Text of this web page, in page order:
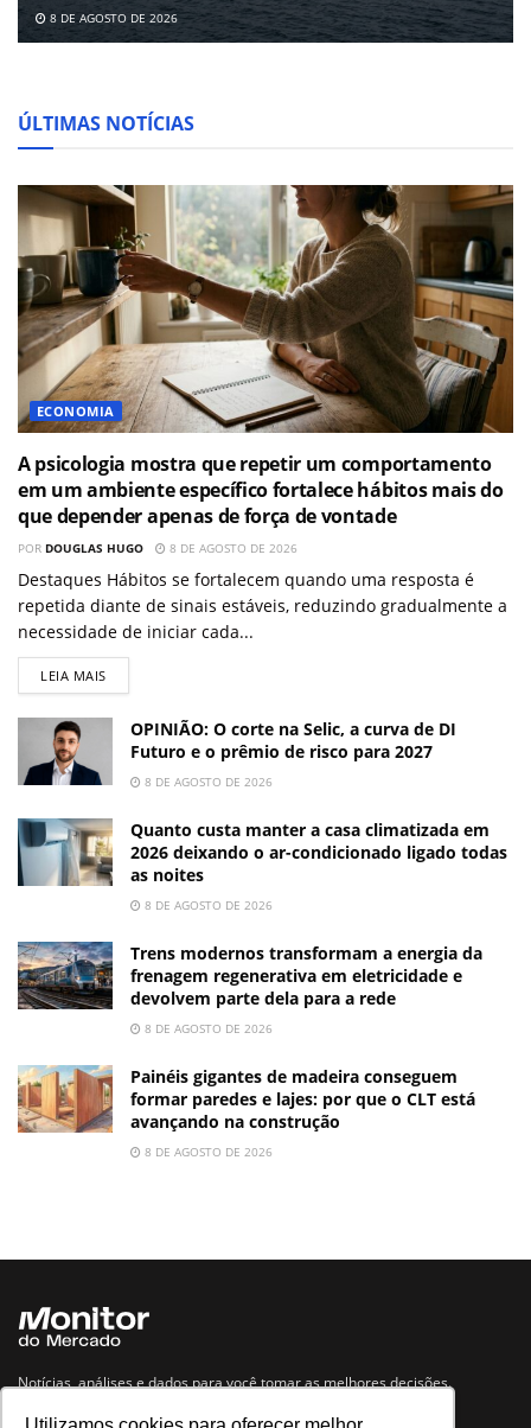
8 DE AGOSTO DE 2026
ÚLTIMAS NOTÍCIAS
ECONOMIA
A psicologia mostra que repetir um comportamento
em um ambiente específico fortalece hábitos mais do
que depender apenas de força de vontade
POR DOUGLAS HUGO 8 DE AGOSTO DE 2026
Destaques Hábitos se fortalecem quando uma resposta é
repetida diante de sinais estáveis, reduzindo gradualmente a
necessidade de iniciar cada...
LEIA MAIS
OPINIÃO: O corte na Selic, a curva de DI
Futuro e o prêmio de risco para 2027
8 DE AGOSTO DE 2026
Quanto custa manter a casa climatizada em
2026 deixando o ar-condicionado ligado todas
as noites
8 DE AGOSTO DE 2026
Trens modernos transformam a energia da
frenagem regenerativa em eletricidade e
devolvem parte dela para a rede
8 DE AGOSTO DE 2026
Painéis gigantes de madeira conseguem
formar paredes e lajes: por que o CLT está
avançando na construção
8 DE AGOSTO DE 2026
Notícias, análises e dados para você tomar as melhores decisões.